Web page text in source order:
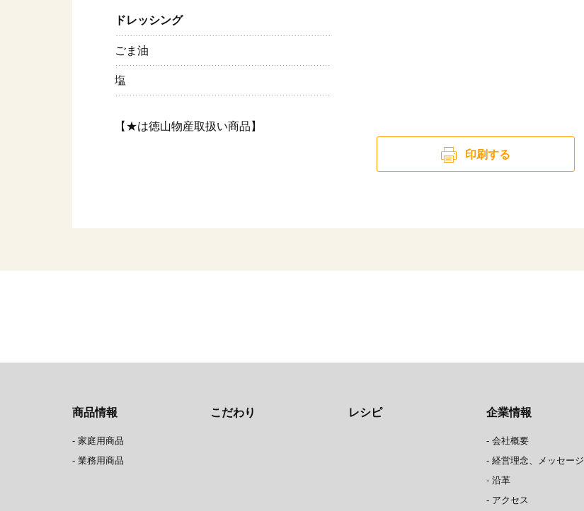
ドレッシング
ごま油
塩
【★は徳山物産取扱い商品】
印刷する
商品情報
- 家庭用商品
- 業務用商品
こだわり レシピ 企業情報
- 会社概要
- 経営理念、メッセージ
- 沿革
- アクセス